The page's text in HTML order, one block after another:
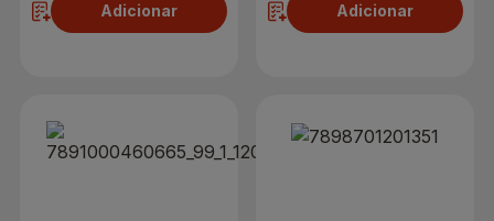
Adicionar Adicionar